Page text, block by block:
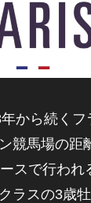
から続くフ
競馬場の距
スで行われ
ラスの3歳